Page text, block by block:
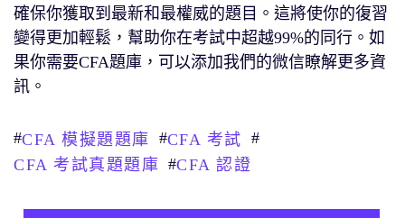
確保你獲取到最新和最權威的題目。這將使你的復習
變得更加輕鬆，幫助你在考試中超越99%的同行。如
果你需要CFA題庫，可以添加我們的微信瞭解更多資
訊。
#CFA 模擬題題庫 #CFA 考試 #
CFA 考試真題題庫 #CFA 認證